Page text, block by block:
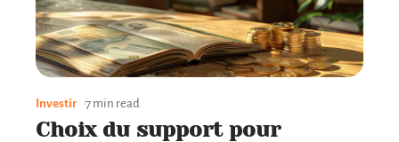
Investir 7 min read
Choix du support pour